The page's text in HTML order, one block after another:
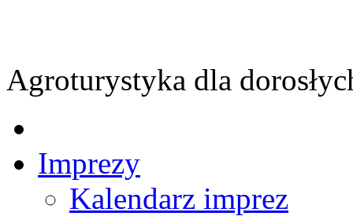
Agroturystyka dla
Imprezy
Kalendarz imprez